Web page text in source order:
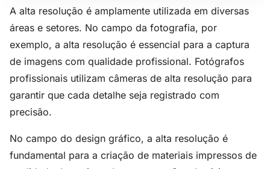
A alta resolução é amplamente utilizada em diversas
áreas e setores. No campo da fotografia, por
exemplo, a alta resolução é essencial para a captura
de imagens com qualidade profissional. Fotógrafos
profissionais utilizam câmeras de alta resolução para
garantir que cada detalhe seja registrado com
precisão.
No campo do design gráfico, a alta resolução é
fundamental para a criação de materiais impressos de